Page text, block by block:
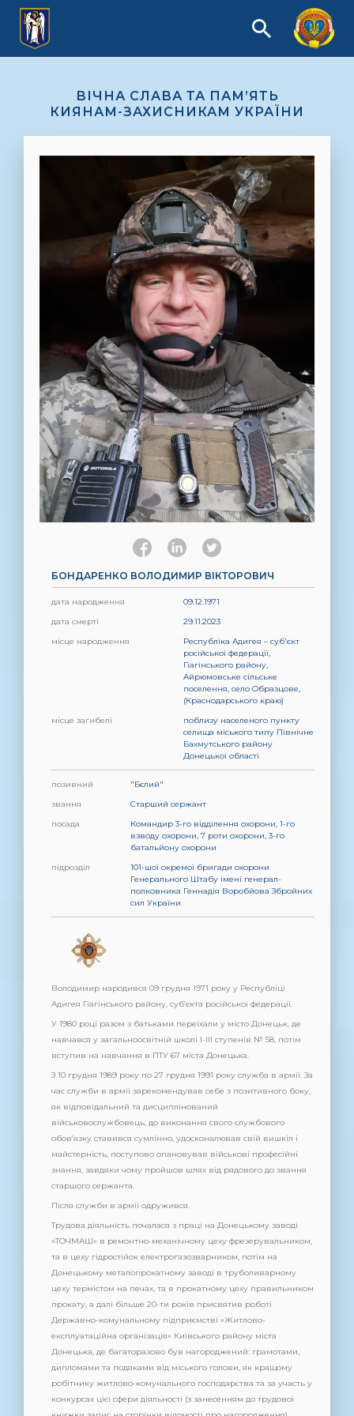
ВІЧНА СЛАВА ТА ПАМ’ЯТЬ
КИЯНАМ-ЗАХИСНИКАМ УКРАЇНИ
БОНДАРЕНКО ВОЛОДИМИР ВІКТОРОВИЧ
дата народження
09.12.1971
дата смерті
29.11.2023
місце народження
Республіка Адигея – суб'єкт
російської федерації,
Гіагінського району,
Айрюмовське сільське
поселення, село Образцове,
(Краснодарського краю)
місце загибелі
поблизу населеного пункту
селища міського типу Північне
Бахмутського району
Донецької області
позивний
"Бєлий"
звання
Старший сержант
посада
Командир 3-го відділення охорони, 1-го
взводу охорони, 7 роти охорони, 3-го
батальйону охорони
підрозділ
101-шої окремої бригади охорони
Генерального Штабу імені генерал-
полковника Геннадія Воробйова Збройних
сил України
Володимир народився 09 грудня 1971 року у Республіці
Адигея Гіагінського району, суб’єкта російської федерації.
У 1980 році разом з батьками переїхали у місто Донецьк, де
навчався у загальноосвітній школі І-ІІІ ступенів № 58, потім
вступив на навчання в ПТУ 67 міста Донецька.
З 10 грудня 1989 року по 27 грудня 1991 року служба в армії. За
час служби в армії зарекомендував себе з позитивного боку,
як відповідальний та дисциплінований
військовослужбовець, до виконання свого службового
обов’язку ставився сумлінно, удосконалював свій вишкіл і
майстерність, поступово опановував військові професійні
знання, завдяки чому пройшов шлях від рядового до звання
старшого сержанта.
Після служби в армії одружився.
Трудова діяльність почалася з праці на Донецькому заводі
«ТОЧМАШ» в ремонтно-механічному цеху фрезерувальником,
та в цеху гідростійок електрогазозварником, потім на
Донецькому металопрокатному заводі в труболиварному
цеху термістом на печах, та в прокатному цеху правильником
прокату, а далі більше 20-ти років присвятив роботі
Державно-комунальному підприємстві «Житлово-
експлуатаційна організація» Київського району міста
Донецька, де багаторазово був нагороджений: грамотами,
дипломами та подяками від міського голови, як кращому
робітнику житлово-комунального господарства та за участь у
конкурсах цієї сфери діяльності (з занесенням до трудової